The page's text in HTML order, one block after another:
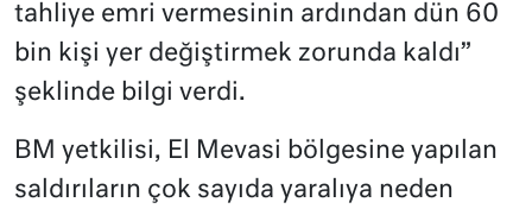
tahliye emri vermesinin ardından dün 60
bin kişi yer değiştirmek zorunda kaldı”
şeklinde bilgi verdi.
BM yetkilisi, El Mevasi bölgesine yapılan
saldırıların çok sayıda yaralıya neden